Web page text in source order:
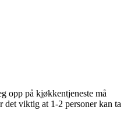
opp på kjøkkentjeneste må
det viktig at 1-2 personer kan ta